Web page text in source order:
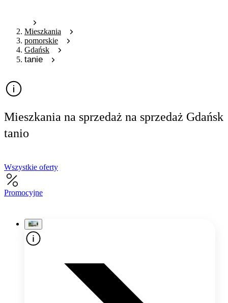
Mieszkania
pomorskie
Gdańsk
tanie
Mieszkania na sprzedaż na sprzedaż Gdańsk
tanio
Wszystkie oferty
Promocyjne